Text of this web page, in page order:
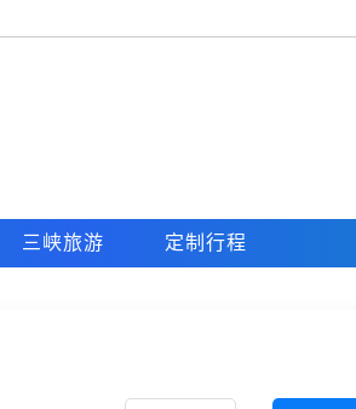
三峡旅游 定制行程